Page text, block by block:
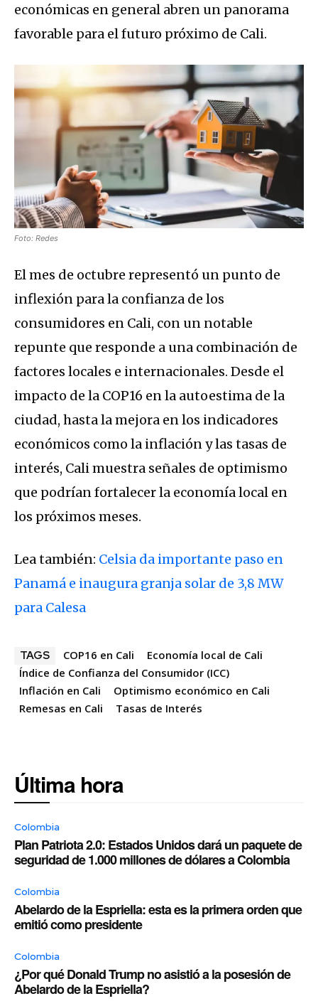
económicas en general abren un panorama
favorable para el futuro próximo de Cali.
Foto: Redes
El mes de octubre representó un punto de
inflexión para la confianza de los
consumidores en Cali, con un notable
repunte que responde a una combinación de
factores locales e internacionales. Desde el
impacto de la COP16 en la autoestima de la
ciudad, hasta la mejora en los indicadores
económicos como la inflación y las tasas de
interés, Cali muestra señales de optimismo
que podrían fortalecer la economía local en
los próximos meses.
Lea también: Celsia da importante paso en
Panamá e inaugura granja solar de 3,8 MW
para Calesa
TAGS COP16 en Cali
Economía local de Cali
Índice de Confianza del Consumidor (ICC)
Inflación en Cali
Optimismo económico en Cali
Remesas en Cali
Tasas de Interés
Última hora
Colombia
Plan Patriota 2.0: Estados Unidos dará un paquete de
seguridad de 1.000 millones de dólares a Colombia
Colombia
Abelardo de la Espriella: esta es la primera orden que
emitió como presidente
Colombia
¿Por qué Donald Trump no asistió a la posesión de
Abelardo de la Espriella?